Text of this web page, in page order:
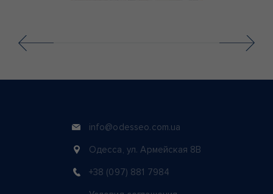
info@odesseo.com.ua
Одесса, ул. Армейская 8В
+38 (097) 881 7984